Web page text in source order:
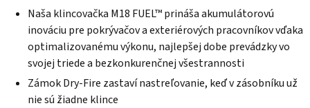
produktu
hviezdičiek.
Naša klincovačka M18 FUEL™prináša akumulátorovú
inováciu pre pokrývačov a exteriérových pracovníkov vďaka
optimalizovanému výkonu, najlepšej dobe prevádzky vo
svojej triede a bezkonkurenčnej všestrannosti
Zámok Dry-Fire zastaví nastreľovanie, keď v zásobníku už
nie sú žiadne klince